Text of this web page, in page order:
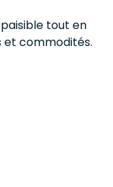
tout en
et commodités.